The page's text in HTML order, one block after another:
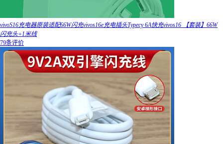
vivoS16充电器原装适配66W闪充vivos16e充电插头Typecy 6A快充vivos16 【套装】66W
闪充头+1米线
79条评价